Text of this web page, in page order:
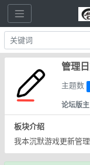
管理
主题数
论坛版主
板块介绍
我本沉默游戏更新管